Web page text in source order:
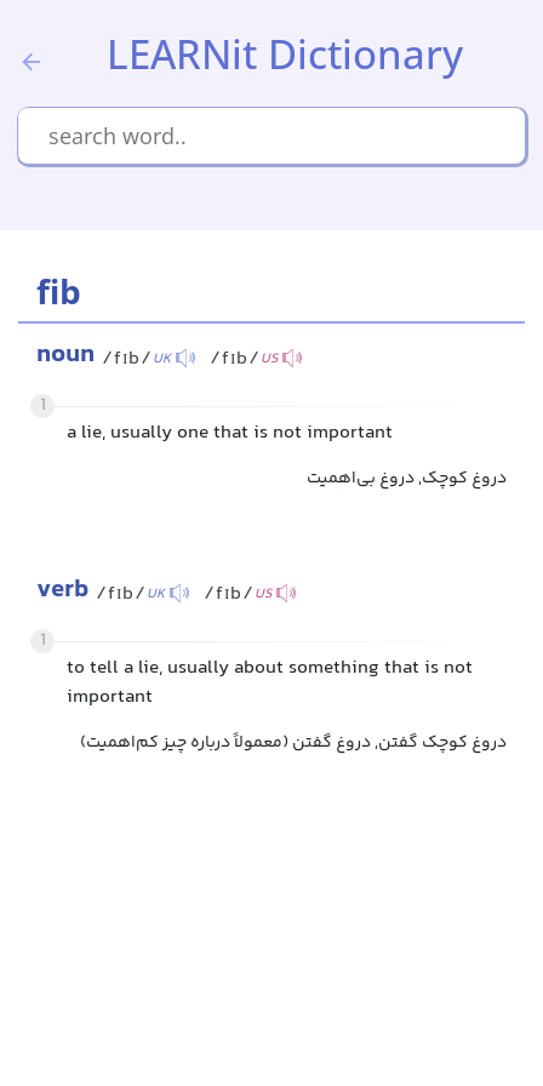
LEARNit Dictionary
fib
noun /fɪb/UK /fɪb/US
1
a lie, usually one that is not important
دروغ کوچک, دروغ بی‌اهمیت
verb /fɪb/UK /fɪb/US
1
to tell a lie, usually about something that is not
important
دروغ کوچک گفتن, دروغ گفتن (معمولاً درباره چیز کم‌اهمیت)